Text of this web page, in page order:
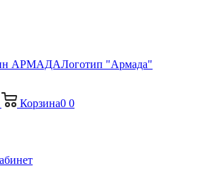
Логотип "Армада"
Корзина0 0